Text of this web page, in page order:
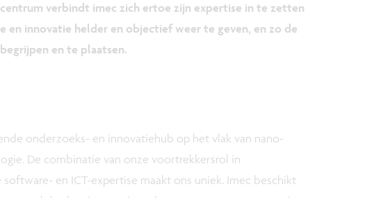
verbindt imec zich ertoe zijn expertise in te zetten
en innovatie helder en objectief weer te geven, en zo de
en te plaatsen.
onderzoeks- en innovatiehub op het vlak van nano-
De combinatie van onze voortrekkersrol in
en ICT-expertise maakt ons uniek. Imec beschikt